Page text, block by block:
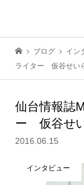
ブログ イン
ライター 仮谷せい
仙台情報誌
ー 仮谷せ
2016.06.15
インタビュー